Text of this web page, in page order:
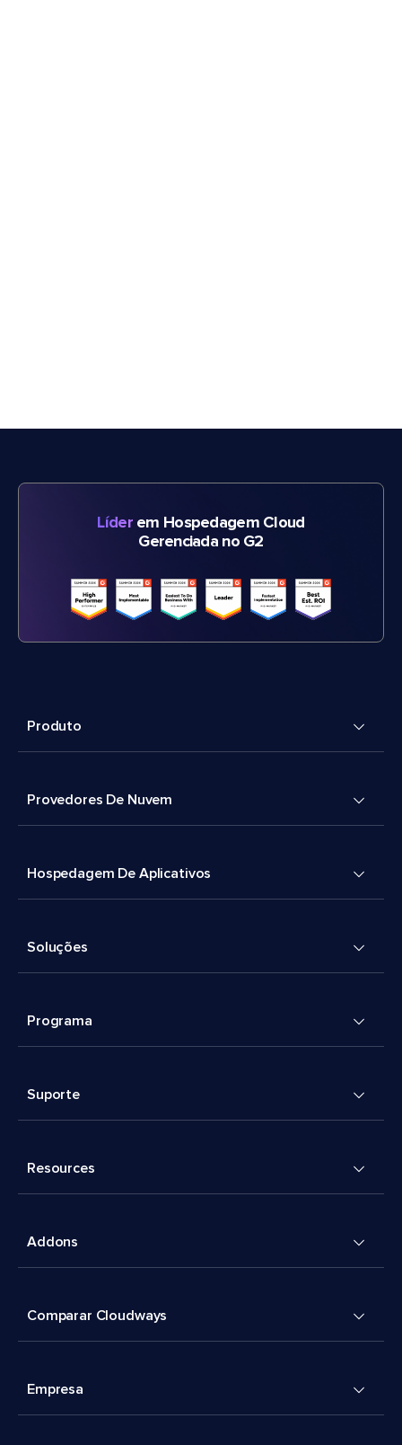
Líderem Hospedagem Cloud
Gerenciada no G2
Produto
Provedores De Nuvem
Hospedagem De Aplicativos
Soluções
Programa
Suporte
Resources
Addons
Comparar Cloudways
Empresa